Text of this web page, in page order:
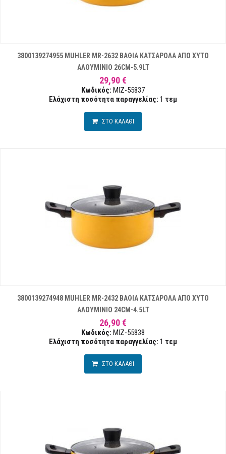
3800139274955 MUHLER MR-2632 ΒΑΘΙΑ ΚΑΤΣΑΡΟΛΑ ΑΠΟ ΧΥΤΟ
ΑΛΟΥΜΙΝΙΟ 26CM-5.9LT
29,90 €
Κωδικός: MIZ-55837
Ελάχιστη ποσότητα παραγγελίας: 1 τεμ
ΣΤΟ ΚΑΛΑΘΙ
3800139274948 MUHLER MR-2432 ΒΑΘΙΑ ΚΑΤΣΑΡΟΛΑ ΑΠΟ ΧΥΤΟ
ΑΛΟΥΜΙΝΙΟ 24CM-4.5LT
26,90 €
Κωδικός: MIZ-55838
Ελάχιστη ποσότητα παραγγελίας: 1 τεμ
ΣΤΟ ΚΑΛΑΘΙ